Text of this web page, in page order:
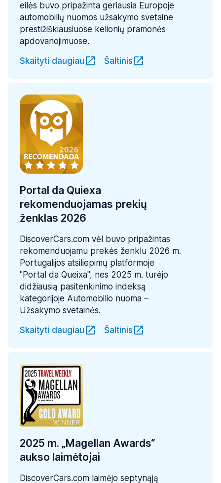
eilės buvo pripažinta geriausia Europoje
automobilių nuomos užsakymo svetaine
prestižiškiausiuose kelionių pramonės
apdovanojimuose.
Skaityti daugiau
Šaltinis
Portal da Quiexa
rekomenduojamas prekių
ženklas 2026
DiscoverCars.com vėl buvo pripažintas
rekomenduojamu prekės ženklu 2026 m.
Portugalijos atsiliepimų platformoje
"Portal da Queixa", nes 2025 m. turėjo
didžiausią pasitenkinimo indeksą
kategorijoje Automobilio nuoma –
Užsakymo svetainės.
Skaityti daugiau
Šaltinis
2025 m. „Magellan Awards“
aukso laimėtojai
DiscoverCars.com laimėjo septynąją